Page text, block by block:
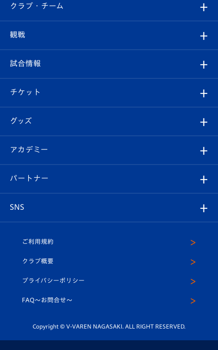
すべて
クラブ
試合情報
チケット
イベント
メディア
ホームタウン
クラブ・チーム
クラブ概要
エンブレム紹介
スタッフプロフィール
マスコット紹介
平和祈念活動
ホームタウン活動
観戦
観戦ルール
はじめての観戦ガイド
Revive Team
ヴィヴィくんの長崎おもてなしガイド
試合情報
試合日程/結果
フォトギャラリー
スタジアムグルメ
チケット
チケット
V-LOVERS（ファンクラブ）
プレイヤーズスイート
グッズ
オンラインショップ
店舗情報
アカデミー
育成からのお知らせ
U-18
スクール
パートナー
SNS
ヴィヴィくんインスタグラム
公式LINE＠
ご利用規約
クラブ概要
プライバシーポリシー
FAQ〜お問合せ〜
Copyright © V-VAREN NAGASAKI. ALL RIGHT RESERVED.